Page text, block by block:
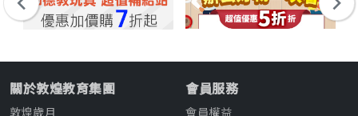
關於敦煌教育集團
敦煌歲月
會員服務
會員權益